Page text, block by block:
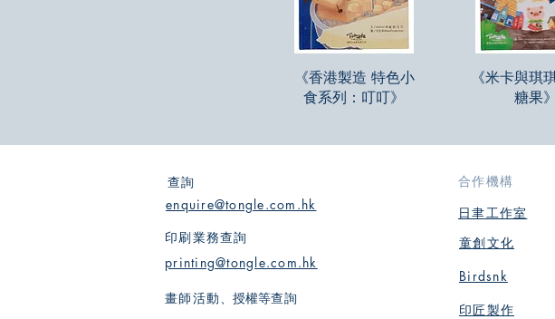
快速瀏覽
《香港製造 特色小
食系列：叮叮》
快速瀏
《米卡與琪
糖果》
查詢
enquire@tongle.com.hk
印刷業務查詢
printing@tongle.com.hk
畫師活動、授權等查詢
合作機構
日聿工作室
​童創文化
Birdsnk
​印匠製作